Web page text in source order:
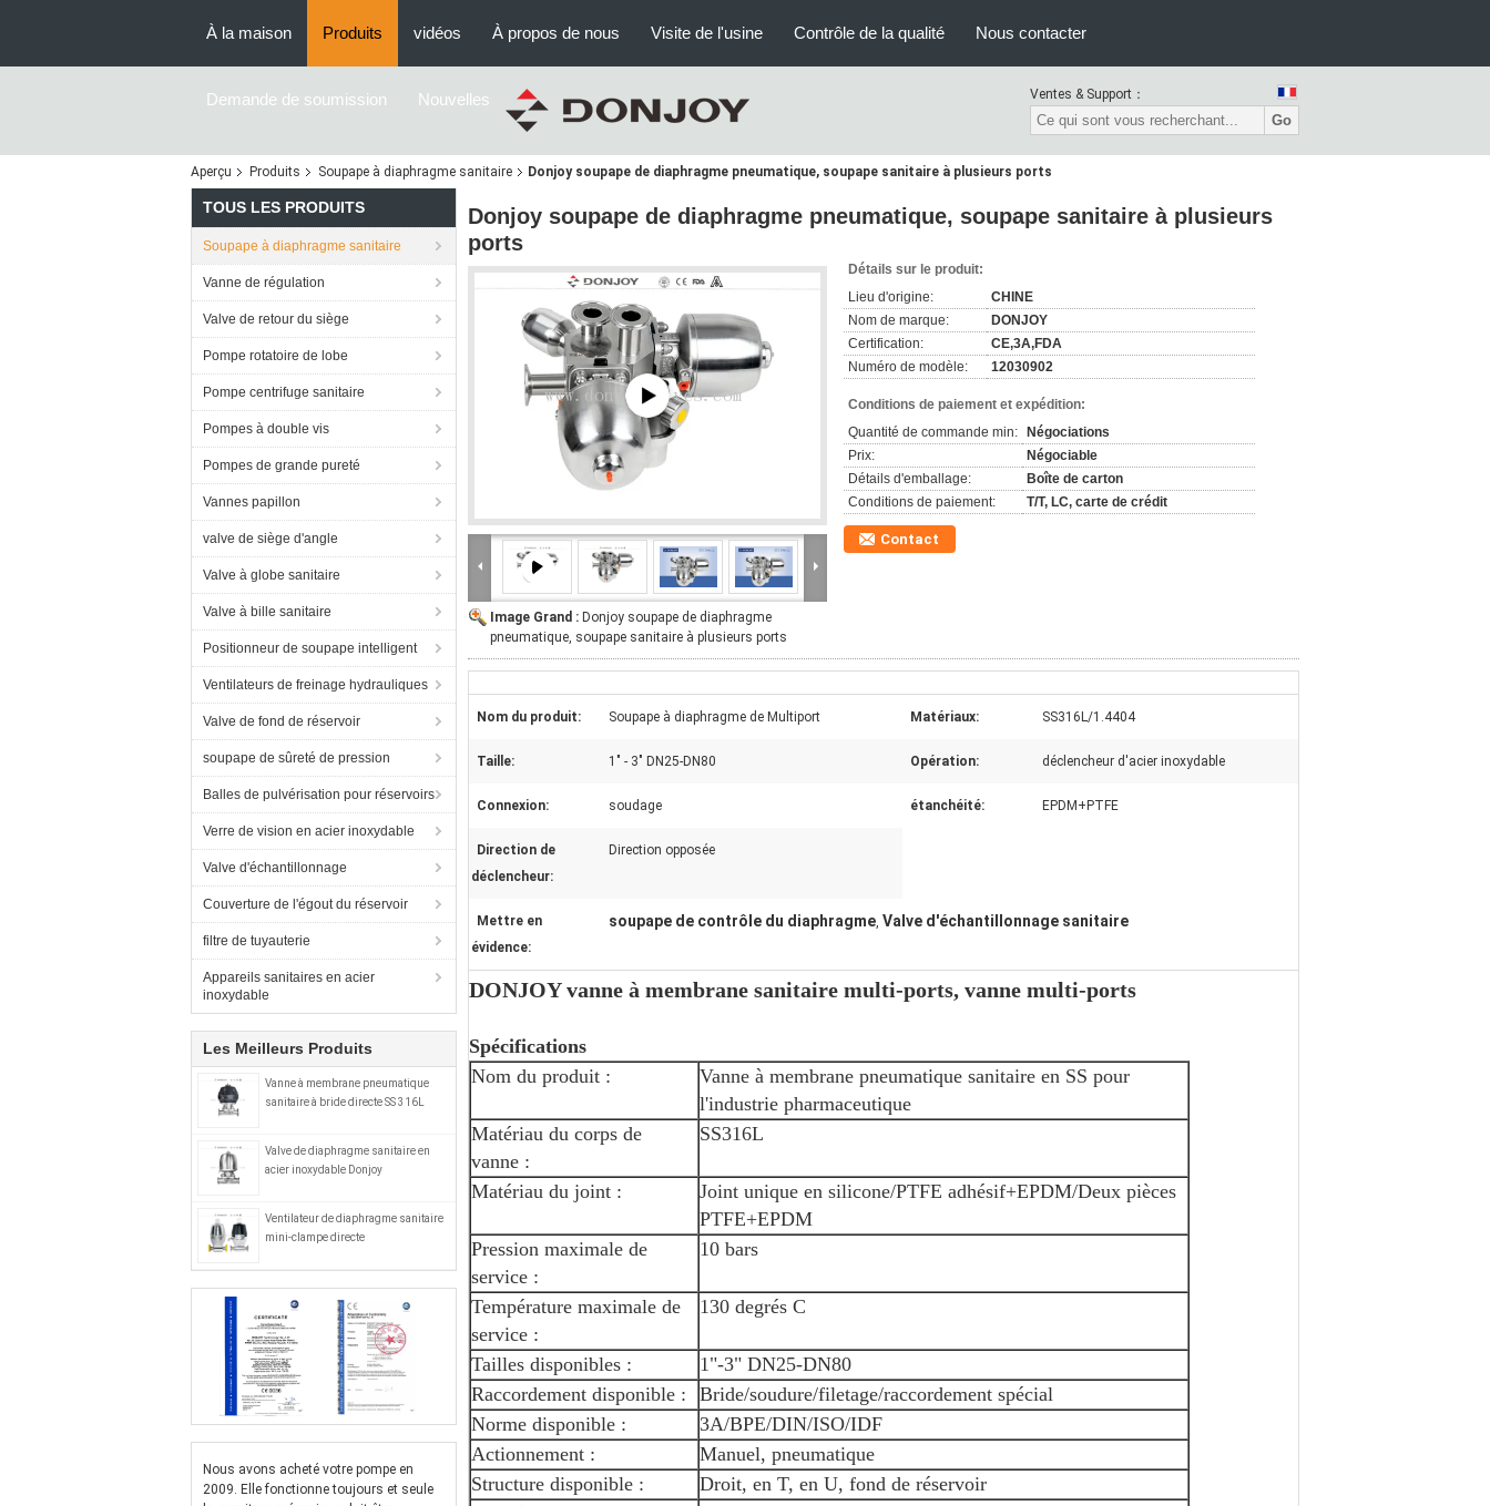
À la maison Produits vidéos À propos de nous Visite de l'usine Contrôle de la qualité Nous contacter
Demande de soumission Nouvelles Ventes & Support：
Go
Aperçu Produits Soupape à diaphragme sanitaire Donjoy soupape de diaphragme pneumatique, soupape sanitaire à plusieurs ports
TOUS LES PRODUITS
Soupape à diaphragme sanitaire
Vanne de régulation
Valve de retour du siège
Pompe rotatoire de lobe
Pompe centrifuge sanitaire
Pompes à double vis
Pompes de grande pureté
Vannes papillon
valve de siège d'angle
Valve à globe sanitaire
Valve à bille sanitaire
Positionneur de soupape intelligent
Ventilateurs de freinage hydrauliques
Valve de fond de réservoir
soupape de sûreté de pression
Balles de pulvérisation pour réservoirs
Verre de vision en acier inoxydable
Valve d'échantillonnage
Couverture de l'égout du réservoir
filtre de tuyauterie
Appareils sanitaires en acier
inoxydable
Les Meilleurs Produits
Vanne à membrane pneumatique
sanitaire à bride directe SS 316L
Valve de diaphragme sanitaire en
acier inoxydable Donjoy
Ventilateur de diaphragme sanitaire
mini-clampe directe
Nous avons acheté votre pompe en
2009. Elle fonctionne toujours et seule
Donjoy soupape de diaphragme pneumatique, soupape sanitaire à plusieurs
ports
Image Grand : Donjoy soupape de diaphragme
pneumatique, soupape sanitaire à plusieurs ports
Détails sur le produit:
Lieu d'origine:
CHINE
Nom de marque:
DONJOY
Certification:
CE,3A,FDA
Numéro de modèle:
12030902
Conditions de paiement et expédition:
Quantité de commande min:
Négociations
Prix:
Négociable
Détails d'emballage:
Boîte de carton
Conditions de paiement:
T/T, LC, carte de crédit
Contact
Nom du produit: Soupape à diaphragme de Multiport Matériaux: SS316L/1.4404
Taille: 1" - 3" DN25-DN80 Opération: déclencheur d'acier inoxydable
Connexion: soudage étanchéité: EPDM+PTFE
Direction de
déclencheur:
Direction opposée
Mettre en
évidence:
soupape de contrôle du diaphragme, Valve d'échantillonnage sanitaire
DONJOY vanne à membrane sanitaire multi-ports, vanne multi-ports
Spécifications
Nom du produit :
Vanne à membrane pneumatique sanitaire en SS pour
l'industrie pharmaceutique
Matériau du corps de
vanne :
SS316L
Matériau du joint :
Joint unique en silicone/PTFE adhésif+EPDM/Deux pièces
PTFE+EPDM
Pression maximale de
service :
10 bars
Température maximale de
service :
130 degrés C
Tailles disponibles :
1"-3" DN25-DN80
Raccordement disponible :
Bride/soudure/filetage/raccordement spécial
Norme disponible :
3A/BPE/DIN/ISO/IDF
Actionnement :
Manuel, pneumatique
Structure disponible :
Droit, en T, en U, fond de réservoir